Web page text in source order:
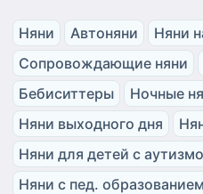
Няни Автоняни
Няни
Сопровождающие няни
Бебиситтеры
Ночные
Няни выходного дня
Няни для детей с
Няни с пед. образованием